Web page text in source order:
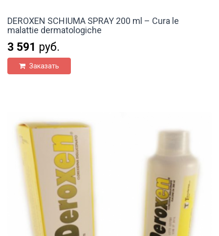
DEROXEN SCHIUMA SPRAY 200 ml – Cura le
malattie dermatologiche
3 591 руб.
Заказать